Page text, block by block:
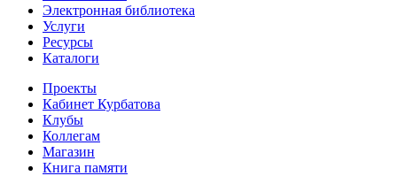
Электронная библиотека
Услуги
Ресурсы
Каталоги
Проекты
Кабинет Курбатова
Клубы
Коллегам
Магазин
Книга памяти